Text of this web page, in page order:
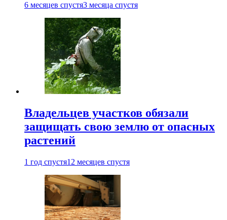
6 месяцев спустя3 месяца спустя
Владельцев участков обязали
защищать свою землю от опасных
растений
1 год спустя12 месяцев спустя